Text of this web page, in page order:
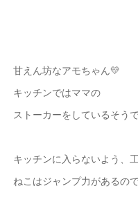
甘えん坊なアモちゃん💛
キッチンではママの
ストーカーをしているそう
キッチンに入らないよう、
ねこはジャンプ力があるの